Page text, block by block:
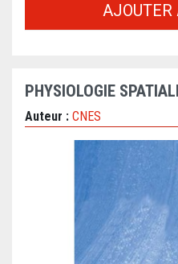
AJOUTER
PHYSIOLOGIE
Auteur : CNES